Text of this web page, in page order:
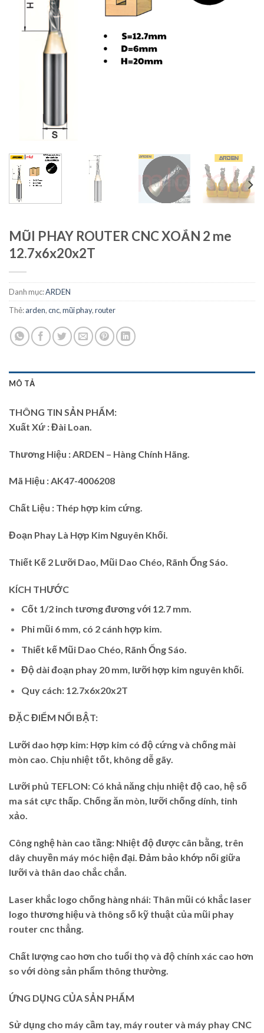
MŨI PHAY ROUTER CNC XOẮN 2 me
12.7x6x20x2T
Danh mục:ARDEN
Thẻ:arden,cnc,mũi phay,router
MÔ TẢ
THÔNG TIN SẢN PHẨM:
Xuất Xứ : Đài Loan.
Thương Hiệu : ARDEN – Hàng Chính Hãng.
Mã Hiệu : AK47-4006208
Chất Liệu : Thép hợp kim cứng.
Đoạn Phay Là Hợp Kim Nguyên Khối.
Thiết Kế 2 Lưỡi Dao, Mũi Dao Chéo, Rãnh Ống Sáo.
KÍCH THƯỚC
Cốt 1/2 inch tương đương với 12.7 mm.
Phi mũi 6 mm, có 2 cánh hợp kim.
Thiết kế Mũi Dao Chéo, Rãnh Ống Sáo.
Độ dài đoạn phay 20 mm, lưỡi hợp kim nguyên khối.
Quy cách: 12.7x6x20x2T
ĐẶC ĐIỂM NỔI BẬT:
Lưỡi dao hợp kim: Hợp kim có độ cứng và chống mài
mòn cao. Chịu nhiệt tốt, không dễ gãy.
Lưỡi phủ TEFLON: Có khả năng chịu nhiệt độ cao, hệ số
ma sát cực thấp. Chống ăn mòn, lưỡi chống dính, tinh
xảo.
Công nghệ hàn cao tầng: Nhiệt độ được cân bằng, trên
dây chuyền máy móc hiện đại. Đảm bảo khớp nối giữa
lưỡi và thân dao chắc chắn.
Laser khắc logo chống hàng nhái: Thân mũi có khắc laser
logo thương hiệu và thông số kỹ thuật của mũi phay
router cnc thẳng.
Chất lượng cao hơn cho tuổi thọ và độ chính xác cao hơn
so với dòng sản phẩm thông thường.
ỨNG DỤNG CỦA SẢN PHẨM
Sử dụng cho máy cầm tay, máy router và máy phay CNC